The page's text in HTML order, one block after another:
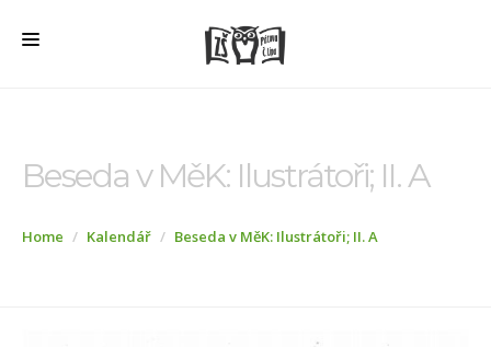
ŠD + ŠK
Beseda v MěK: Ilustrátoři; II. A
Home Kalendář Beseda v MěK: Ilustrátoři; II. A